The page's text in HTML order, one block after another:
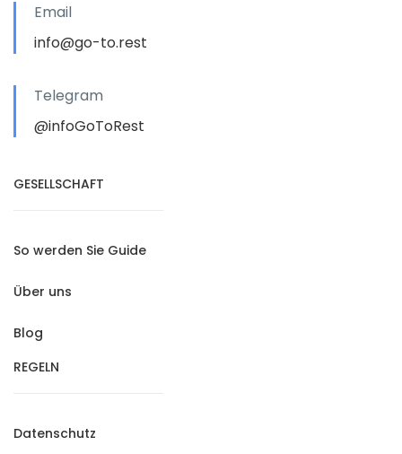
Email
info@go-to.rest
Telegram
@infoGoToRest
GESELLSCHAFT
So werden Sie Guide
Über uns
Blog
REGELN
Datenschutz